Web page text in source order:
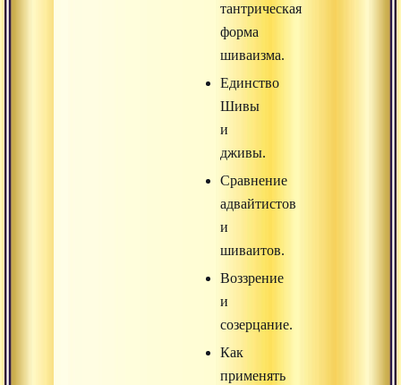
тантрическая
форма
шиваизма.
Единство
Шивы
и
дживы.
Сравнение
адвайтистов
и
шиваитов.
Воззрение
и
созерцание.
Как
применять